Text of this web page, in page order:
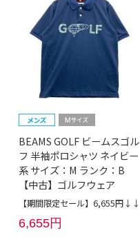
BEAMS GOLF ビームスゴル
フ 半袖ポロシャツ ネイビー
系 サイズ：M ランク：B
【中古】ゴルフウェア
【期間限定セール】6,655円↓↓
6,655円